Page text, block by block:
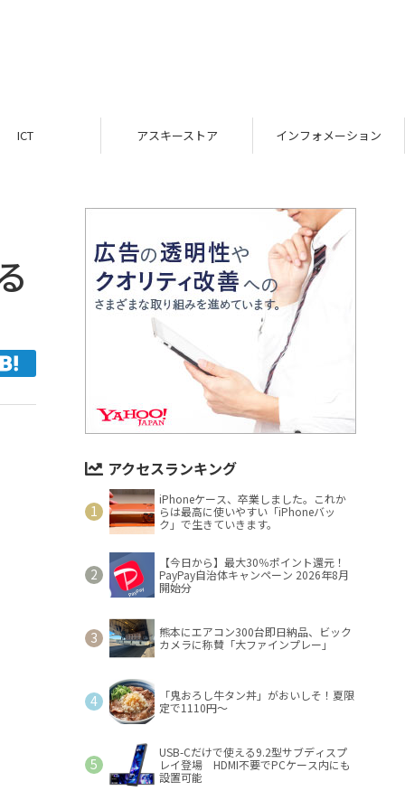
アスキーストア インフォメーション TOP
アクセスランキング
iPhoneケース、卒業しました。これか
らは最高に使いやすい「iPhoneバッ
ク」で生きていきます。
【今日から】最大30％ポイント還元！
PayPay自治体キャンペーン 2026年8月
開始分
熊本にエアコン300台即日納品、ビック
カメラに称賛「大ファインプレー」
「鬼おろし牛タン丼」がおいしそ！夏限
定で1110円～
USB-Cだけで使える9.2型サブディスプ
レイ登場 HDMI不要でPCケース内にも
設置可能